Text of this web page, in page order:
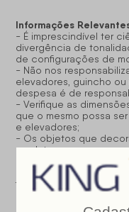
Informações
- É imprescindível ter
divergência de
de configurações de
- Não nos
elevadores, guincho
despesa é de
- Verifique as
que o mesmo possa
e elevadores;
- Os objetos que
produto;
- Não nos
- Prestamos
fabricação.